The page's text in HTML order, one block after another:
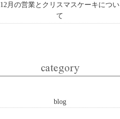
12月の営業とクリスマスケーキについ
て
category
blog